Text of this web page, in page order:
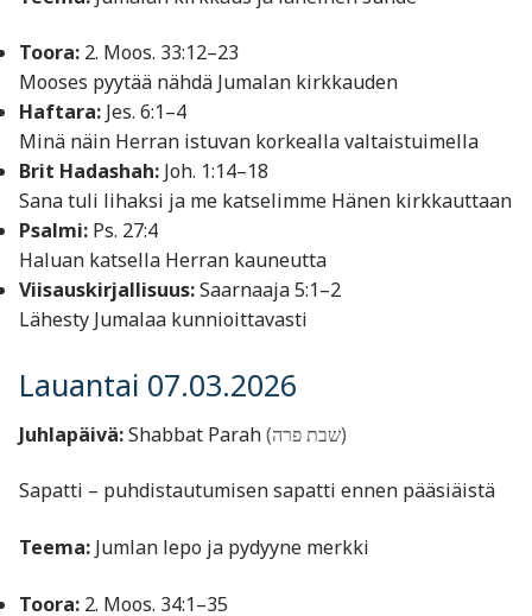
Toora: 2. Moos. 33:12–23
Mooses pyytää nähdä Jumalan kirkkauden
Haftara: Jes. 6:1–4
Minä näin Herran istuvan korkealla valtaistuimella
Brit Hadashah: Joh. 1:14–18
Sana tuli lihaksi ja me katselimme Hänen kirkkauttaan
Psalmi: Ps. 27:4
Haluan katsella Herran kauneutta
Viisauskirjallisuus:Saarnaaja 5:1–2
Lähesty Jumalaa kunnioittavasti
Lauantai 07.03.2026
Juhlapäivä:Shabbat Parah (שבת פרה)
Sapatti – puhdistautumisen sapatti ennen pääsiäistä
Teema: Jumlan lepo ja pydyyne merkki
Toora: 2. Moos. 34:1–35